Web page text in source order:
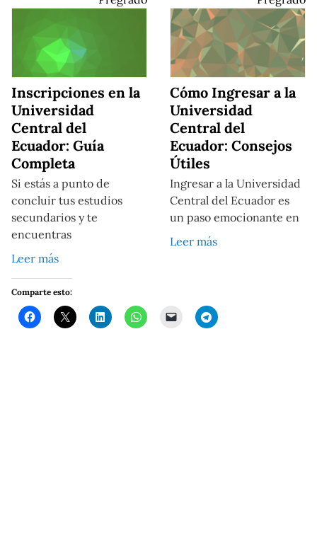
Inscripciones en la
Universidad
Central del
Ecuador: Guía
Completa
Si estás a punto de
concluir tus estudios
secundarios y te
encuentras
Leer más
Cómo Ingresar a la
Universidad
Central del
Ecuador: Consejos
Útiles
Ingresar a la Universidad
Central del Ecuador es
un paso emocionante en
Leer más
Comparte esto: